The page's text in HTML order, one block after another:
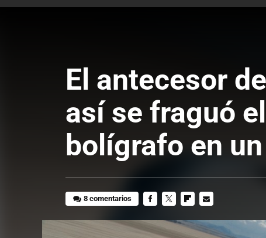
El antecesor
así se fraguó
bolígrafo en
8 comentarios
MAIL